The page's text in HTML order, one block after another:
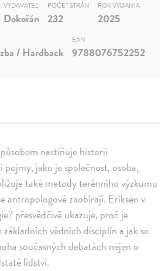
nastiňuje historii
jako je společnost, osoba,
také metody terénního výzkumu
antropologové zaobírají. Eriksen v
přesvědčivě ukazuje, proč je
vědních disciplín a jak se
současných debatách nejen o
lidství.
VYDAVATEĽ
Dokořán
POČET STRÁN
232
ROK VYDANIA
2025
/ Hardback
EAN
9788076752252